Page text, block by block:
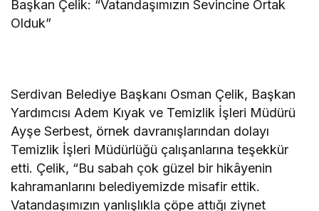
Başkan Çelik: “Vatandaşımızın Sevincine Ortak
Olduk”
Serdivan Belediye Başkanı Osman Çelik, Başkan
Yardımcısı Adem Kıyak ve Temizlik İşleri Müdürü
Ayşe Serbest, örnek davranışlarından dolayı
Temizlik İşleri Müdürlüğü çalışanlarına teşekkür
etti. Çelik, “Bu sabah çok güzel bir hikâyenin
kahramanlarını belediyemizde misafir ettik.
Vatandaşımızın yanlışlıkla çöpe attığı ziynet